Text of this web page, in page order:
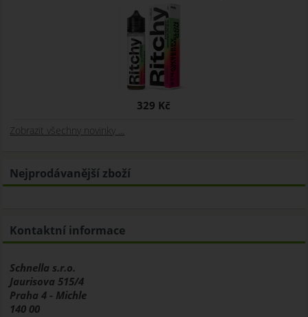
329 Kč
Zobrazit všechny novinky ...
Nejprodávanější zboží
Kontaktní informace
Schnella s.r.o.
Jaurisova 515/4
Praha 4 - Michle
140 00